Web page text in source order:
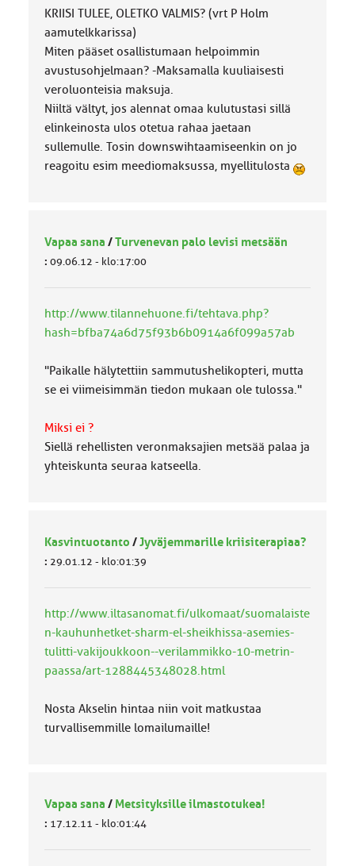
KRIISI TULEE, OLETKO VALMIS? (vrt P Holm
aamutelkkarissa)
Miten pääset osallistumaan helpoimmin
avustusohjelmaan? -Maksamalla kuuliaisesti
veroluonteisia maksuja.
Niiltä vältyt, jos alennat omaa kulutustasi sillä
elinkeinosta ulos otetua rahaa jaetaan
sullemulle. Tosin downswihtaamiseenkin on jo
reagoitu esim meediomaksussa, myellitulosta
Vapaa sana /Turvenevan palo levisi metsään
: 09.06.12 - klo:17:00
http://www.tilannehuone.fi/tehtava.php?
hash=bfba74a6d75f93b6b0914a6f099a57ab
"Paikalle hälytettiin sammutushelikopteri, mutta
se ei viimeisimmän tiedon mukaan ole tulossa."
Miksi ei ?
Siellä rehellisten veronmaksajien metsää palaa ja
yhteiskunta seuraa katseella.
Kasvintuotanto /Jyväjemmarille kriisiterapiaa?
: 29.01.12 - klo:01:39
http://www.iltasanomat.fi/ulkomaat/suomalaiste
n-kauhunhetket-sharm-el-sheikhissa-asemies-
tulitti-vakijoukkoon--verilammikko-10-metrin-
paassa/art-1288445348028.html
Nosta Akselin hintaa niin voit matkustaa
turvallisemmille lomailumaille!
Vapaa sana / Metsityksille ilmastotukea!
: 17.12.11 - klo:01:44